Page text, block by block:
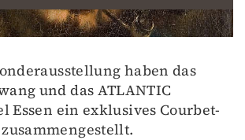
haben das
und das ATLANTIC
Essen ein exklusives Courbet-